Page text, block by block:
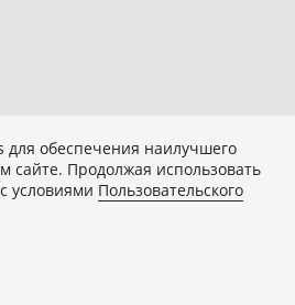
обеспечения наилучшего
сайте. Продолжая использовать
условиями Пользовательского